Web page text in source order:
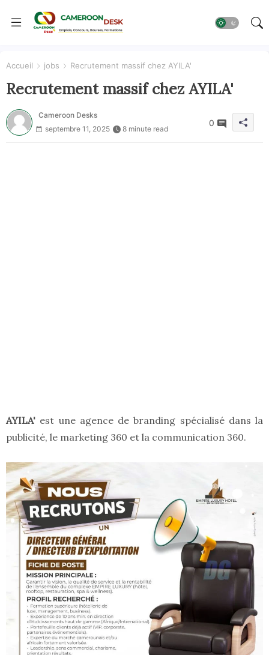
Accueil jobs Recrutement massif chez AYILA'
Recrutement massif chez AYILA'
Cameroon Desks
septembre 11, 2025
8 minute read
0
AYILA' est une agence de branding spécialisé dans la
publicité, le marketing 360 et la communication 360.